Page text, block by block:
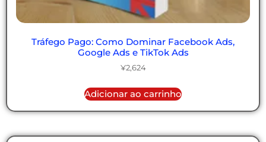
Tráfego Pago: Como Dominar Facebook Ads,
Google Ads e TikTok Ads
¥2,624
Adicionar ao carrinho